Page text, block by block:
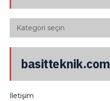
basitteknik.com
İletişim